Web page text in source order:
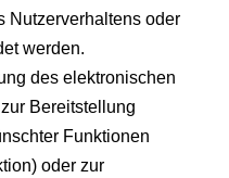
Nutzerverhaltens oder
werden.
des elektronischen
Bereitstellung
Funktionen
oder zur